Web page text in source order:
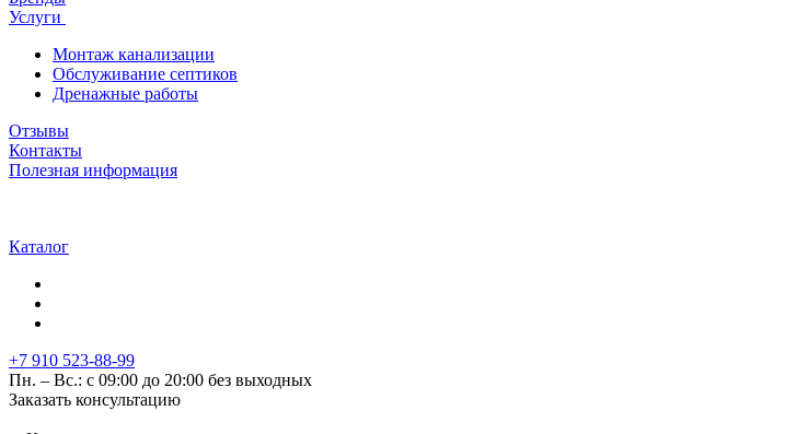
Услуги
Монтаж канализации
Обслуживание септиков
Дренажные работы
Отзывы
Контакты
Полезная информация
Каталог
+7 910 523-88-99
Пн. – Вс.: с 09:00 до 20:00 без выходных
Заказать консультацию